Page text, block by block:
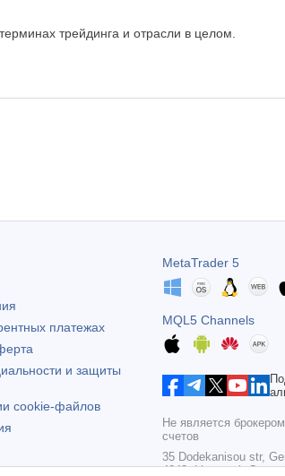
трейдинга и отрасли в целом.
платежах
и защиты
cookie-файлов
MetaTrader 5
MQL5 Channels
Не является
счетов
35 Dodekanisou str,
4043, Limassol, Cyprus